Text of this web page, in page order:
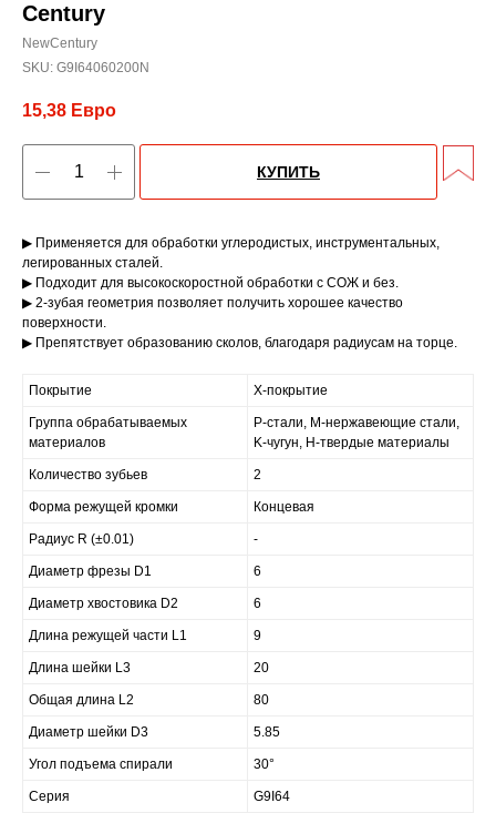
Century
NewCentury
SKU: G9I64060200N
15,38 Евро
КУПИТЬ
▶ Применяется для обработки углеродистых, инструментальных,
легированных сталей.
▶ Подходит для высокоскоростной обработки с СОЖ и без.
▶ 2-зубая геометрия позволяет получить хорошее качество
поверхности.
▶ Препятствует образованию сколов, благодаря радиусам на торце.
Покрытие X-покрытие
Группа обрабатываемых
материалов
P-стали, M-нержавеющие стали,
K-чугун, H-твердые материалы
Количество зубьев 2
Форма режущей кромки Концевая
Радиус R (±0.01) -
Диаметр фрезы D1 6
Диаметр хвостовика D2 6
Длина режущей части L1 9
Длина шейки L3 20
Общая длина L2 80
Диаметр шейки D3 5.85
Угол подъема спирали 30°
Серия G9I64